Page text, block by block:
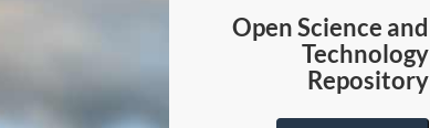
Open Science and
Technology
Repository